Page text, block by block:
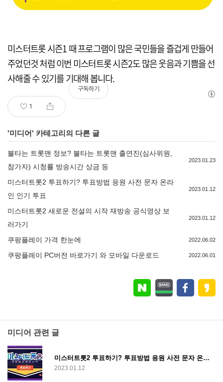
미스터트롯 시즌1 때 프로그램이 많은 국민들을 즐겁게 만들어
주었던것 처럼 이번 미스터트롯 시즌2도 많은 웃음과 기쁨을 선
사해줄 수 있기를 기대해 봅니다.
1
구독하기
'미디어' 카테고리의 다른 글
불타는 트롯맨 정보? 불타는 트롯맨 출연진(심사위원,
참가자) 시청률 방송시간 상금 등
2023.01.23
미스터트롯2 투표하기? 투표방법 응원 사전 문자 온라
인 인기 투표
2023.01.12
미스터트롯2 새로운 전설의 시작 재방송 공식영상 보
러가기
2023.01.12
쿠팡플레이 가격 한눈에 2022.06.02
쿠팡플레이 PC버전 바로가기 와 모바일 다운로드 2022.06.01
미디어 관련 글
미스터트롯2 투표하기? 투표방법 응원 사전 문자 온라인 인기 투표
2023.01.12